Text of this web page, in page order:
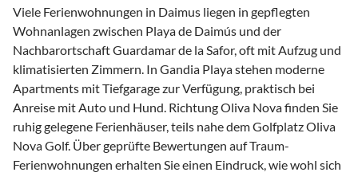
Viele Ferienwohnungen in Daimus liegen in gepflegten
Wohnanlagen zwischen Playa de Daimús und der
Nachbarortschaft Guardamar de la Safor, oft mit Aufzug und
klimatisierten Zimmern. In Gandia Playa stehen moderne
Apartments mit Tiefgarage zur Verfügung, praktisch bei
Anreise mit Auto und Hund. Richtung Oliva Nova finden Sie
ruhig gelegene Ferienhäuser, teils nahe dem Golfplatz Oliva
Nova Golf. Über geprüfte Bewertungen auf Traum-
Ferienwohnungen erhalten Sie einen Eindruck, wie wohl sich